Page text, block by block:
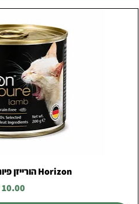
Horizon הורייזן פיור כבש 200 גרם
מחיר